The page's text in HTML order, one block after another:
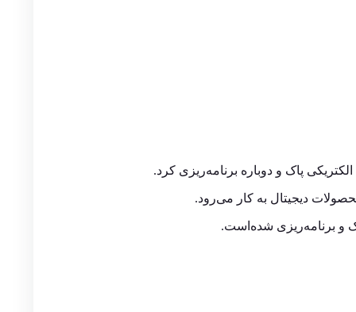
پاک و دوباره برنامه‌ریزی کرد.
دیجیتال به کار می‌رود.